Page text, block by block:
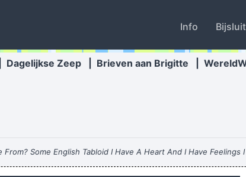
Info
Dagelijkse Zeep Brieven aan Brigitte
From? Some English Tabloid I Have A Heart And I Have